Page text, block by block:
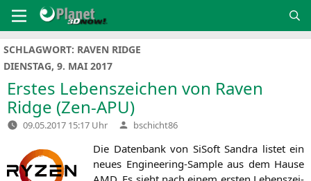
Inhalt
springen
SCHLAGWORT: RAVEN RIDGE
DIENSTAG, 9. MAI 2017
Erstes Lebenszeichen von Raven
Ridge (Zen-APU)
09.05.2017 15:17 Uhr Verfasst
von
bschicht86
Die Daten­bank von SiS­oft San­dra lis­tet ein
neu­es Engi­nee­ring-Sam­ple aus dem Hau­se